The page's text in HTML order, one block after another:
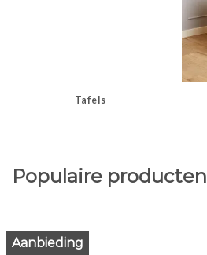
Tafels
Populaire producten
Aanbieding